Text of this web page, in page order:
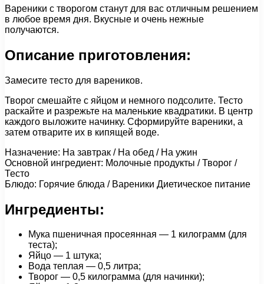
Вареники с творогом станут для вас отличным решением
в любое время дня. Вкусные и очень нежные
получаются.
Описание приготовления:
Замесите тесто для вареников.
Творог смешайте с яйцом и немного подсолите. Тесто
раскайте и разрежьте на маленькие квадратики. В центр
каждого выложите начинку. Сформируйте вареники, а
затем отварите их в кипящей воде.
Назначение: На завтрак / На обед / На ужин
Основной ингредиент: Молочные продукты / Творог /
Тесто
Блюдо: Горячие блюда / Вареники Диетическое питание
Ингредиенты:
Мука пшеничная просеянная — 1 килограмм (для
теста);
Яйцо — 1 штука;
Вода теплая — 0,5 литра;
Творог — 0,5 килограмма (для начинки);